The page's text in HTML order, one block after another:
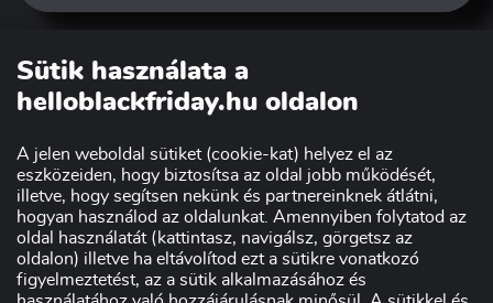
Sütik használata a
helloblackfriday.hu oldalon
A jelen weboldal sütiket (cookie-kat) helyez el az
eszközeiden, hogy biztosítsa az oldal jobb működését,
illetve, hogy segítsen nekünk és partnereinknek átlátni,
hogyan használod az oldalunkat. Amennyiben folytatod az
oldal használatát (kattintasz, navigálsz, görgetsz az
oldalon) illetve ha eltávolítod ezt a sütikre vonatkozó
figyelmeztetést, az a sütik alkalmazásához és
Szakmai partnerünk: